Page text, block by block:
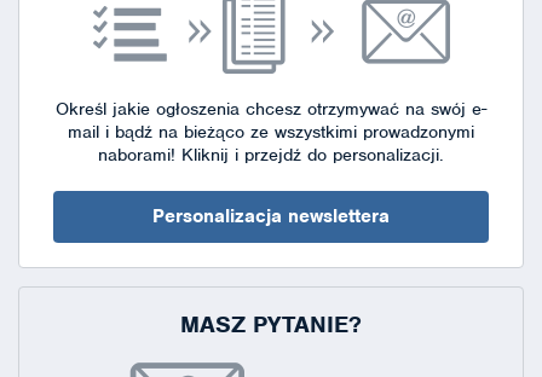
Określ jakie ogłoszenia chcesz otrzymywać na swój e-
mail i bądź na bieżąco ze wszystkimi prowadzonymi
naborami! Kliknij i przejdź do personalizacji.
Personalizacja newslettera
MASZ PYTANIE?